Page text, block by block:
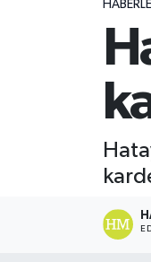
Bilim ve
Süper Lig
Tüm Manşetler
Son Dakika